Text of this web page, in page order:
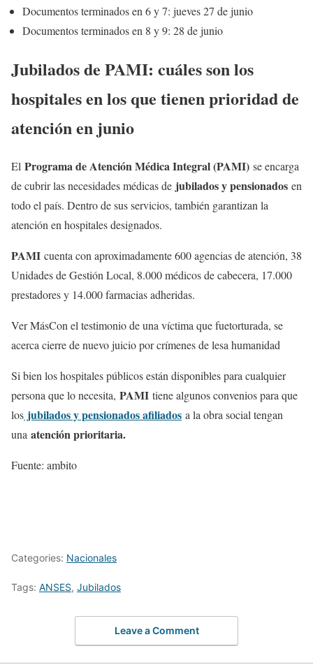
Documentos terminados en 6 y 7: jueves 27 de junio
Documentos terminados en 8 y 9: 28 de junio
Jubilados de PAMI: cuáles son los
hospitales en los que tienen prioridad de
atención en junio
El Programa de Atención Médica Integral (PAMI) se encarga
de cubrir las necesidades médicas de jubilados y pensionados en
todo el país. Dentro de sus servicios, también garantizan la
atención en hospitales designados.
PAMI cuenta con aproximadamente 600 agencias de atención, 38
Unidades de Gestión Local, 8.000 médicos de cabecera, 17.000
prestadores y 14.000 farmacias adheridas.
Ver MásCon el testimonio de una víctima que fuetorturada, se
acerca cierre de nuevo juicio por crímenes de lesa humanidad
Si bien los hospitales públicos están disponibles para cualquier
persona que lo necesita, PAMI tiene algunos convenios para que
los jubilados y pensionados afiliados a la obra social tengan
una atención prioritaria.
Fuente: ambito
Categories: Nacionales
Tags: ANSES, Jubilados
Leave a Comment